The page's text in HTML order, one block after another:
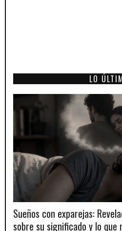
LO
Sueños con exparejas:
sobre su significado y lo